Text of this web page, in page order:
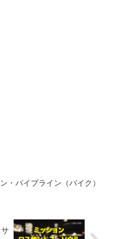
・パイプライン（バイク）